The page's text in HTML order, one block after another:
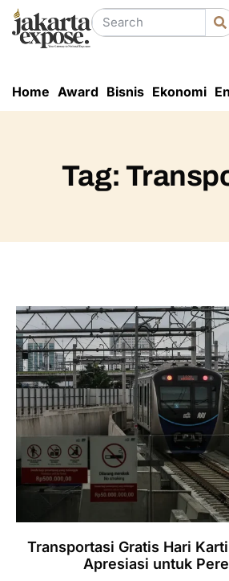
Home Award Bisnis Ekonomi
Tag:
Transportasi Gratis Hari
Apresiasi untuk